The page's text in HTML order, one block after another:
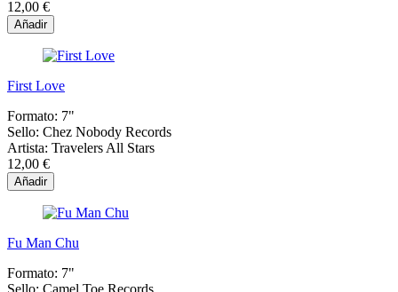
12,00 €
Añadir
First Love
Formato: 7"
Sello: Chez Nobody Records
Artista: Travelers All Stars
12,00 €
Añadir
Fu Man Chu
Formato: 7"